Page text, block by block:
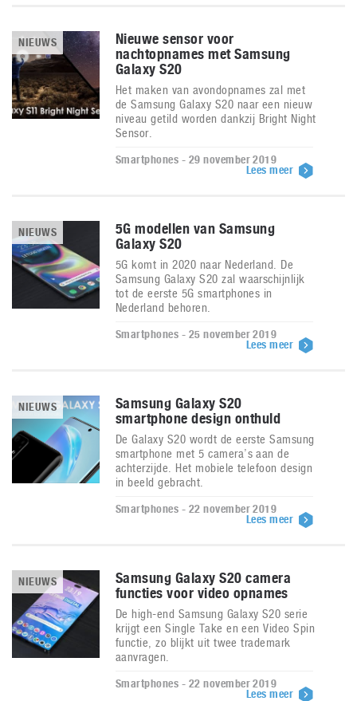
NIEUWS
Nieuwe sensor voor
nachtopnames met Samsung
Galaxy S20
Het maken van avondopnames zal met
de Samsung Galaxy S20 naar een nieuw
niveau getild worden dankzij Bright Night
Sensor.
Smartphones - 29 november 2019
Lees meer
NIEUWS
5G modellen van Samsung
Galaxy S20
5G komt in 2020 naar Nederland. De
Samsung Galaxy S20 zal waarschijnlijk
tot de eerste 5G smartphones in
Nederland behoren.
Smartphones - 25 november 2019
Lees meer
NIEUWS
Samsung Galaxy S20
smartphone design onthuld
De Galaxy S20 wordt de eerste Samsung
smartphone met 5 camera’s aan de
achterzijde. Het mobiele telefoon design
in beeld gebracht.
Smartphones - 22 november 2019
Lees meer
NIEUWS
Samsung Galaxy S20 camera
functies voor video opnames
De high-end Samsung Galaxy S20 serie
krijgt een Single Take en een Video Spin
functie, zo blijkt uit twee trademark
aanvragen.
Smartphones - 22 november 2019
Lees meer